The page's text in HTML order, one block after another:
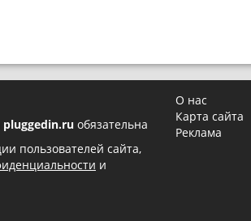
pluggedin.ru обязательна
пользователей сайта,
и
О нас
Карта сайта
Реклама